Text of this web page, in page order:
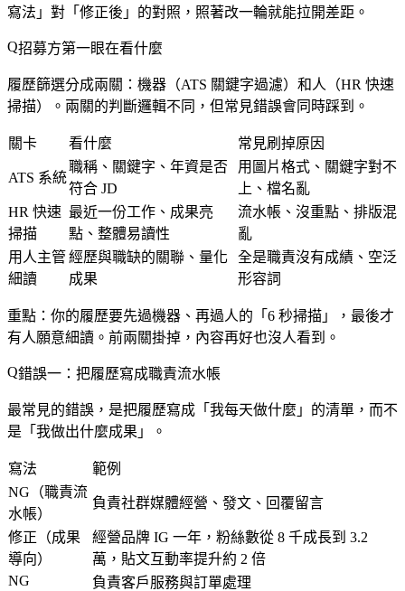
寫法」對「修正後」的對照，照著改一輪就能拉開差距。
招募方第一眼在看什麼
履歷篩選分成兩關：機器（ATS 關鍵字過濾）和人（HR 快速
掃描）。兩關的判斷邏輯不同，但常見錯誤會同時踩到。
關卡 看什麼 常見刷掉原因
ATS 系統
職稱、關鍵字、年資是否
符合 JD
用圖片格式、關鍵字對不
上、檔名亂
HR 快速
掃描
最近一份工作、成果亮
點、整體易讀性
流水帳、沒重點、排版混
亂
用人主管
細讀
經歷與職缺的關聯、量化
成果
全是職責沒有成績、空泛
形容詞
重點：你的履歷要先過機器、再過人的「6 秒掃描」，最後才
有人願意細讀。前兩關掛掉，內容再好也沒人看到。
錯誤一：把履歷寫成職責流水帳
最常見的錯誤，是把履歷寫成「我每天做什麼」的清單，而不
是「我做出什麼成果」。
寫法
範例
NG（職責流
水帳）
負責社群媒體經營、發文、回覆留言
修正（成果
導向）
經營品牌 IG 一年，粉絲數從 8 千成長到 3.2
萬，貼文互動率提升約 2 倍
NG
負責客戶服務與訂單處理